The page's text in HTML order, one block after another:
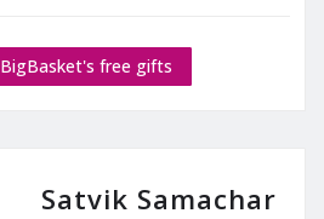
BigBasket's free gifts
Satvik Samachar